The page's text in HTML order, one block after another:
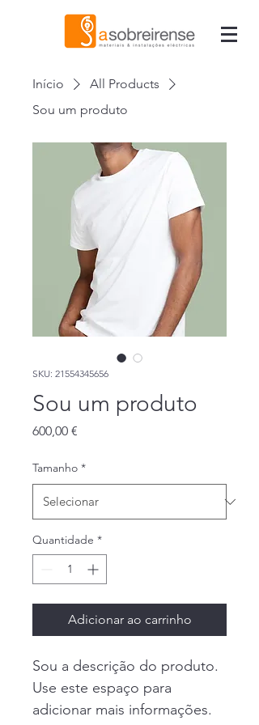
Início
All Products
Sou um produto
SKU: 21554345656
Sou um produto
600,00 €
Tamanho *
Quantidade *
Adicionar ao carrinho
Sou a descrição do produto.
Use este espaço para
adicionar mais informações.